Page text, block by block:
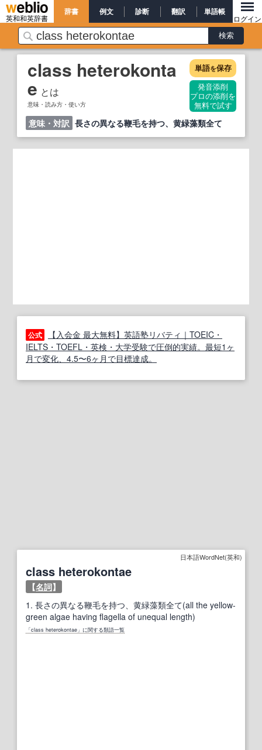
英和和英辞書
辞書 例文 診断 翻訳 単語帳
ログイン
class heterokonta
e とは
意味・読み方・使い方
単語を保存
発音添削
プロの添削を
無料で試す
意味・対訳 長さの異なる鞭毛を持つ、黄緑藻類全て
公式
【入会金 最大無料】英語塾リバティ｜TOEIC・
IELTS・TOEFL・英検・大学受験で圧倒的実績。最短1ヶ
月で変化、4.5〜6ヶ月で目標達成。
日本語WordNet(英和)
class heterokontae
【名詞】
1. 長さの異なる鞭毛を持つ、黄緑藻類全て(all the yellow-
green algae having flagella of unequal length)
「class heterokontae」に関する類語一覧